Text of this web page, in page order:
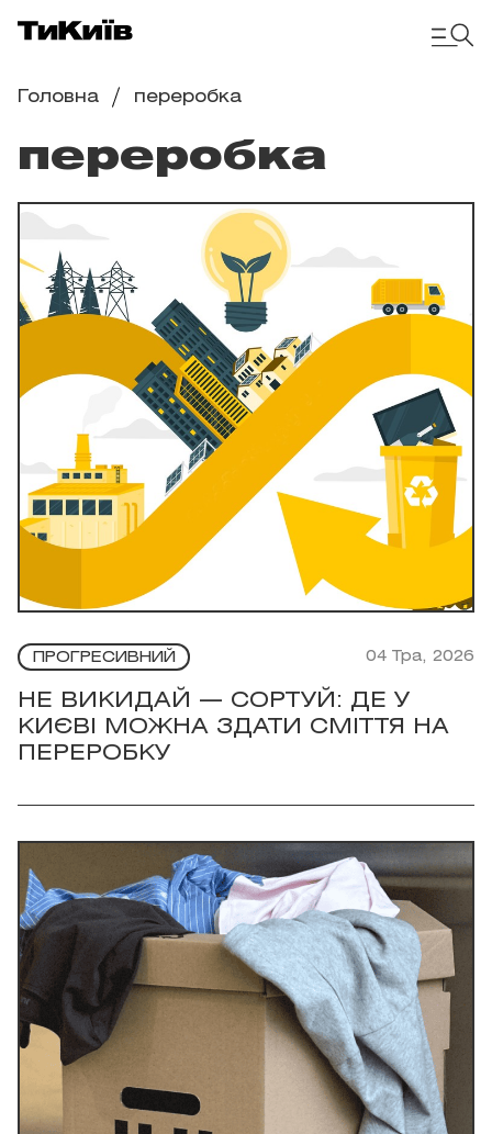
Головна переробка
переробка
ПРОГРЕСИВНИЙ 04 Тра, 2026
НЕ ВИКИДАЙ — СОРТУЙ: ДЕ У
КИЄВІ МОЖНА ЗДАТИ СМІТТЯ НА
ПЕРЕРОБКУ